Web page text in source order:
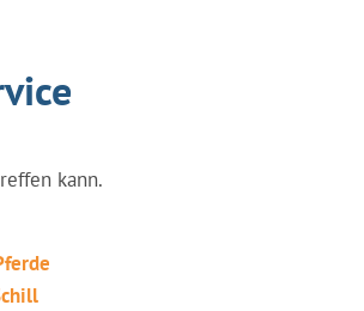
kann.